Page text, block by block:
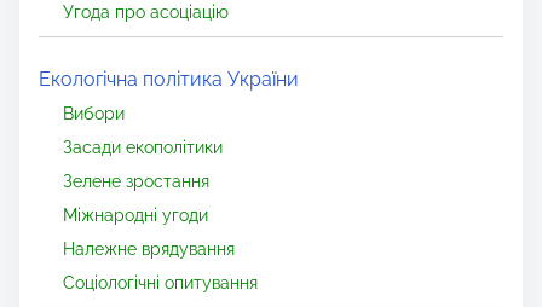
Угода про асоціацію
Екологічна політика України
Вибори
Засади екополітики
Зелене зростання
Міжнародні угоди
Належне врядування
Соціологічні опитування